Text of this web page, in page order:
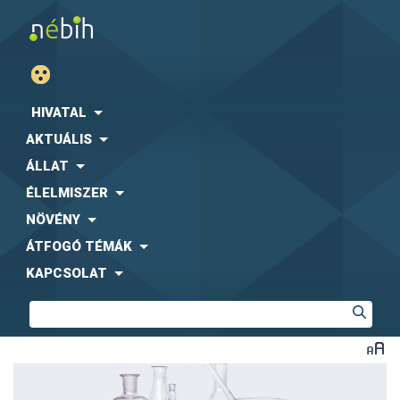
HIVATAL
AKTUÁLIS
ÁLLAT
ÉLELMISZER
NÖVÉNY
ÁTFOGÓ TÉMÁK
KAPCSOLAT